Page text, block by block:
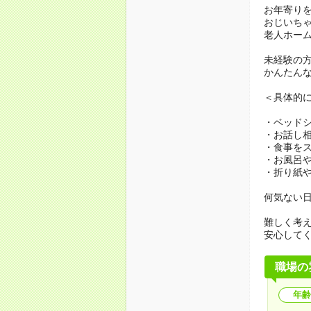
お年寄り
おじいち
老人ホー
未経験の
かんたん
＜具体的
・ベッド
・お話し
・食事を
・お風呂
・折り紙
何気ない
難しく考
安心して
職場の
年